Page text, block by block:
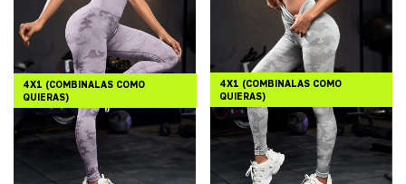
4X1 (COMBINALAS COMO
QUIERAS)
4X1 (COMBINALAS COMO
QUIERAS)